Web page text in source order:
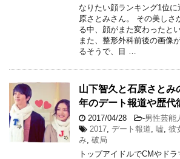
なりたい顔ランキング1位
原さとみさん。 その美しさ
る中、顔がまた変わったと
また、整形外科前後の画像
るそうで、目 …
山下智久と石原さとみ
年のデート報道や歴代
2017/04/28 -男性芸能
2017 デート報道 嘘 彼
み 破局
トップアイドルでCMやド